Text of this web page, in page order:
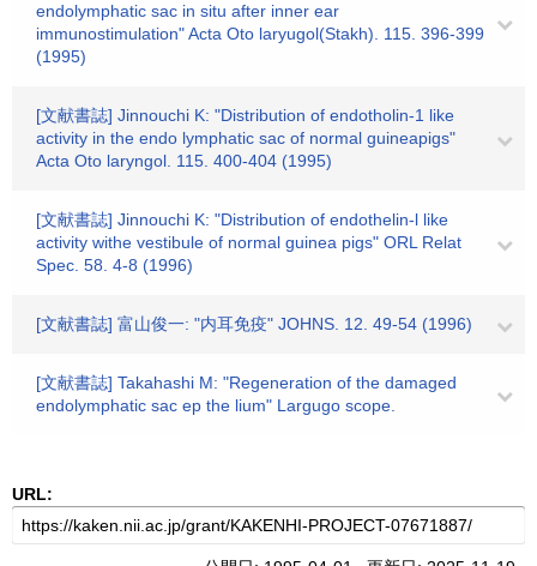
endolymphatic sac in situ after inner ear
immunostimulation" Acta Oto laryugol(Stakh). 115. 396-399
(1995)
[文献書誌] Jinnouchi K: "Distribution of endotholin-1 like
activity in the endo lymphatic sac of normal guineapigs"
Acta Oto laryngol. 115. 400-404 (1995)
[文献書誌] Jinnouchi K: "Distribution of endothelin-l like
activity withe vestibule of normal guinea pigs" ORL Relat
Spec. 58. 4-8 (1996)
[文献書誌] 富山俊一: "内耳免疫" JOHNS. 12. 49-54 (1996)
[文献書誌] Takahashi M: "Regeneration of the damaged
endolymphatic sac ep the lium" Largugo scope.
URL: